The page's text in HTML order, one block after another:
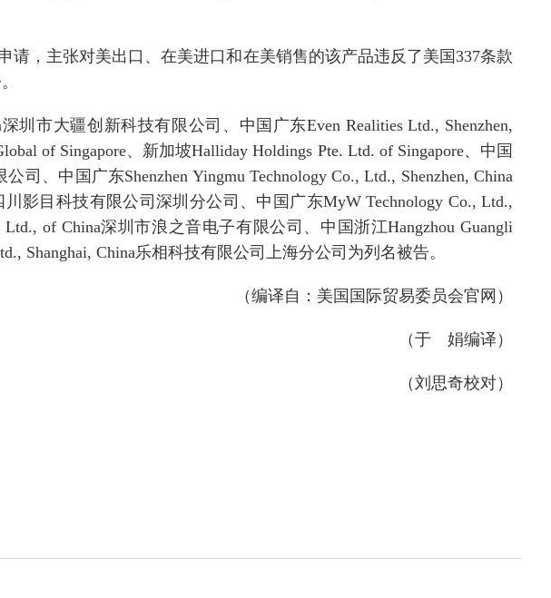
请，主张对美出口、在美进口和在美销售的该产品违反了美国337条款
深圳市大疆创新科技有限公司、中国广东Even Realities Ltd., Shenzhen,
of Singapore、新加坡Halliday Holdings Pte. Ltd. of Singapore、中国
公司、中国广东Shenzhen Yingmu Technology Co., Ltd., Shenzhen, China
川影目科技有限公司深圳分公司、中国广东MyW Technology Co., Ltd.,
Ltd., of China深圳市浪之音电子有限公司、中国浙江Hangzhou Guangli
Shanghai, China乐相科技有限公司上海分公司为列名被告。
（编译自：美国国际贸易委员会官网）
（于 娟编译）
（刘思奇校对）